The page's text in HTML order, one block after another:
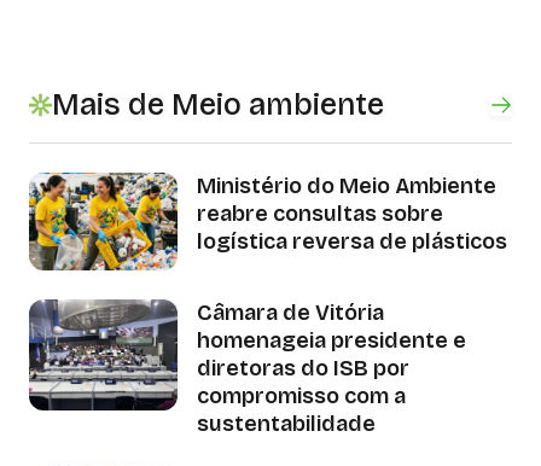
Mais de Meio ambiente
Ministério do Meio Ambiente
reabre consultas sobre
logística reversa de plásticos
Câmara de Vitória
homenageia presidente e
diretoras do ISB por
compromisso com a
sustentabilidade